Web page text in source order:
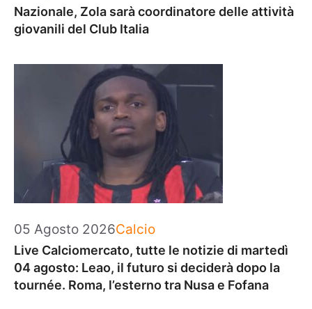
Nazionale, Zola sarà coordinatore delle attività
giovanili del Club Italia
05 Agosto 2026Categorie
Calcio
Live Calciomercato, tutte le notizie di martedì
04 agosto: Leao, il futuro si deciderà dopo la
tournée. Roma, l’esterno tra Nusa e Fofana